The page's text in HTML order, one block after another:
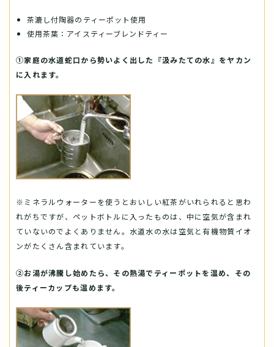
茶漉し付陶器のティーポット使用
使用茶葉：アイスティーブレンドティー
①家庭の水道蛇口から勢いよく出した『汲みたての水』をヤカン
に入れます。
※ミネラルウォーターを使うとおいしい紅茶がいれられると思わ
れがちですが、ペットボトルに入ったものは、中に空気が含まれ
ていないのでよくありません。水道水の水は空気と有機物質イオ
ンがたくさん含まれています。
②お湯が沸騰し始めたら、その熱湯でティーポットを温め、その
後ティーカップも温めます。